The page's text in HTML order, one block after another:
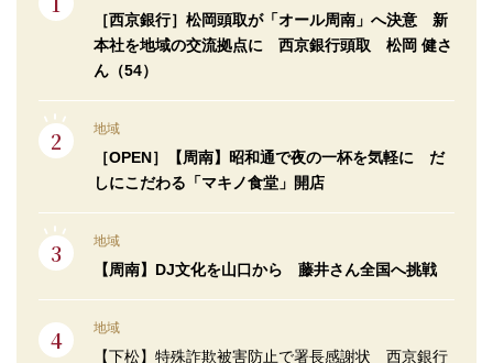
［西京銀行］松岡頭取が「オール周南」へ決意 新
本社を地域の交流拠点に 西京銀行頭取 松岡 健さ
ん（54）
地域
［OPEN］【周南】昭和通で夜の一杯を気軽に だ
しにこだわる「マキノ食堂」開店
地域
【周南】DJ文化を山口から 藤井さん全国へ挑戦
地域
【下松】特殊詐欺被害防止で署長感謝状 西京銀行